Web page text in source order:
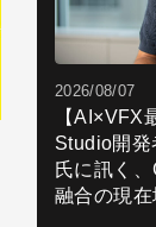
2026/08/07
【AI×VFX
Studio開発
氏に訊く
融合の現